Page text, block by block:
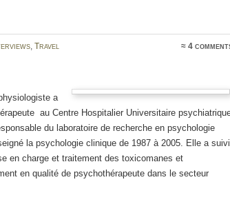
, Travel ≈ 4
a
au Centre Hospitalier Universitaire
du laboratoire de recherche en psychologie
la psychologie clinique de 1987 à 2005. Elle a suivi
en charge et traitement des toxicomanes et
en qualité de psychothérapeute dans le secteur